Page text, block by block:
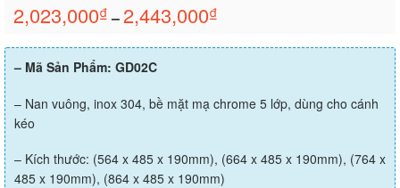
2,023,000₫–2,443,000₫
– Mã Sản Phẩm: GD02C
– Nan vuông, inox 304, bề mặt mạ chrome 5 lớp, dùng cho cánh
kéo
– Kích thước: (564 x 485 x 190mm), (664 x 485 x 190mm), (764 x
485 x 190mm), (864 x 485 x 190mm)